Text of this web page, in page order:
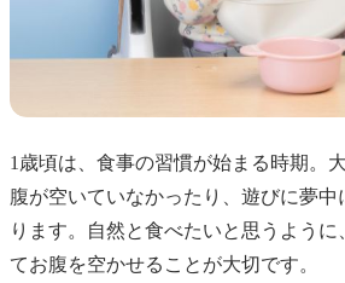
1歳頃は、食事の習慣が始まる時期。
腹が空いていなかったり、遊びに夢
ります。自然と食べたいと思うよう
てお腹を空かせることが大切です。